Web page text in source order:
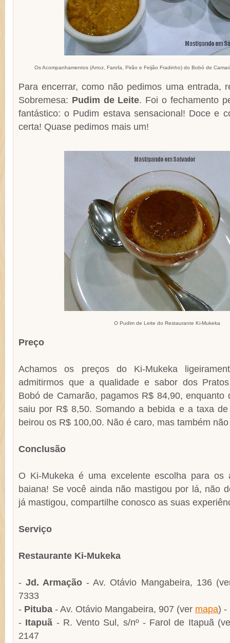
Os Acompanhamentos (Arroz, Farofa, Pirão e Feijão Fradinho) do Bobó de
Para encerrar, como não pedimos uma entrada,
Sobremesa: Pudim de Leite. Foi o fechamento
fantástico: o Pudim estava sensacional! Doce e
certa! Quase pedimos mais um!
O Pudim de Leite do Restaurante Ki-Mukeka
Preço
Achamos os preços do Ki-Mukeka
admitirmos que a qualidade e sabor dos
Bobó de Camarão, pagamos R$ 84,90, enquanto
saiu por R$ 8,50. Somando a bebida e a taxa
beirou os R$ 100,00. Não é caro, mas também
Conclusão
O Ki-Mukeka é uma excelente escolha para os
baiana! Se você ainda não mastigou por lá, não
já mastigou, compartilhe conosco as suas
Serviço
Restaurante Ki-Mukeka
-Jd. Armação - Av. Otávio Mangabeira, 136
7333
- Pituba - Av. Otávio Mangabeira, 907 (ver mapa) -
- Itapuã - R. Vento Sul, s/nº - Farol de Itapuã
2147